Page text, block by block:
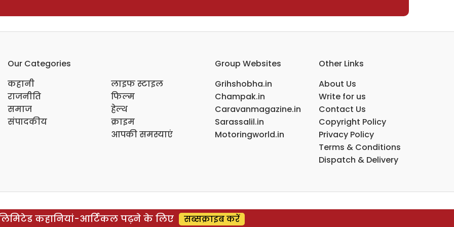
Our Categories
कहानी
राजनीति
समाज
संपादकीय
लाइफ स्टाइल
फिल्म
हेल्थ
क्राइम
आपकी समस्याएं
Group Websites
Grihshobha.in
Champak.in
Caravanmagazine.in
Sarassalil.in
Motoringworld.in
Other Links
About Us
Write for us
Contact Us
Copyright Policy
Privacy Policy
Terms & Conditions
Dispatch & Delivery
कहानियां-आर्टिकल पढ़ने के लिए सब्सक्राइब करें